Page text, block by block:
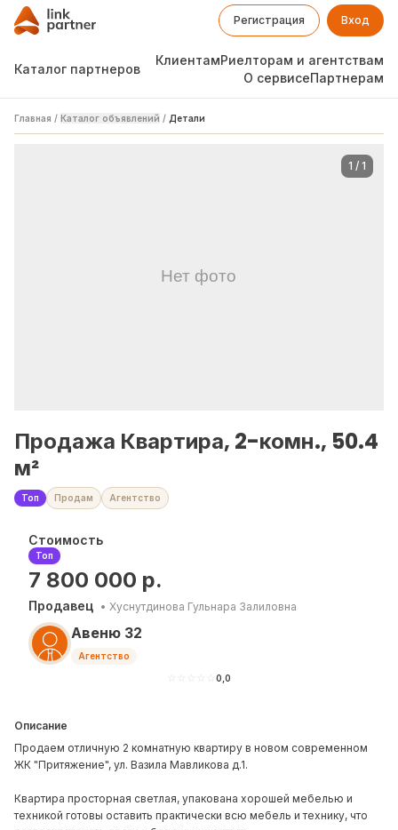
Регистрация Вход
Каталог партнеров
КлиентамРиелторам и агентствам
О сервисеПартнерам
Главная / Каталог объявлений / Детали
1 / 1
Продажа Квартира, 2-комн., 50.4
м²
Топ Продам Агентство
Стоимость
Топ
7 800 000 р.
Продавец • Хуснутдинова Гульнара Залиловна
Авеню 32
Агентство
0,0
Описание
Продаем отличную 2 комнатную квартиру в новом современном
ЖК "Притяжение", ул. Вазила Мавликова д.1.
Квартира просторная светлая, упакована хорошей мебелью и
техникой готовы оставить практически всю мебель и технику, что